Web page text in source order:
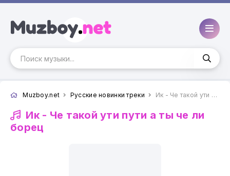
Muzboy.net Русские новинки треки Ик - Че такой ути пути а ты че ли борец
Ик - Че такой ути пути а ты че ли
борец